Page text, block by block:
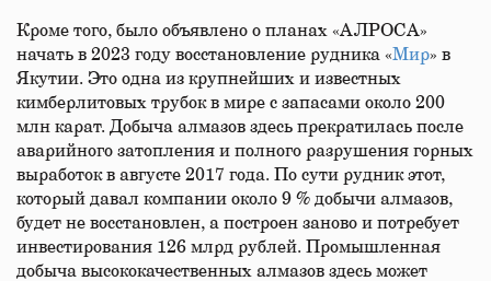
Кроме того, было объявлено о планах «АЛРОСА»
начать в 2023 году восстановление рудника «Мир» в
Якутии. Это одна из крупнейших и известных
кимберлитовых трубок в мире с запасами около 200
млн карат. Добыча алмазов здесь прекратилась после
аварийного затопления и полного разрушения горных
выработок в августе 2017 года. По сути рудник этот,
который давал компании около 9 % добычи алмазов,
будет не восстановлен, а построен заново и потребует
инвестирования 126 млрд рублей. Промышленная
добыча высококачественных алмазов здесь может